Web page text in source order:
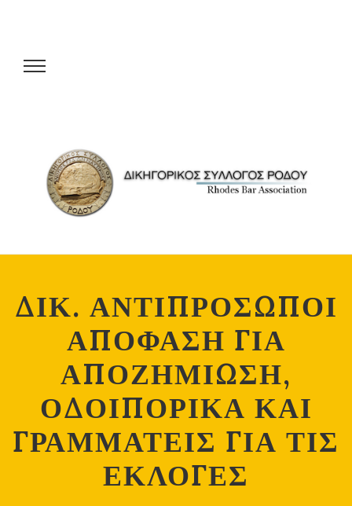
ΔΙΚ. ΑΝΤΙΠΡΟΣΩΠΟΙ
ΑΠΟΦΑΣΗ ΓΙΑ
ΑΠΟΖΗΜΙΩΣΗ,
ΟΔΟΙΠΟΡΙΚΑ ΚΑΙ
ΓΡΑΜΜΑΤΕΙΣ ΓΙΑ ΤΙΣ
ΕΚΛΟΓΕΣ